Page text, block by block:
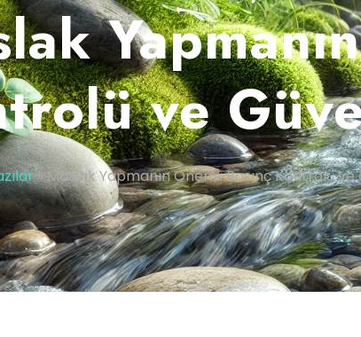
ve
»Maslak Yapmanın Önemi: Basınç Kontrolü